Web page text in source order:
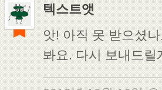
텍스트앳
앗! 아직 못 받으셨
봐요. 다시 보내드릴